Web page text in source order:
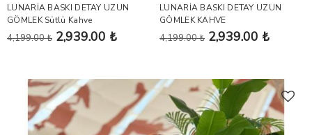
LUNARİA BASKI DETAY UZUN
GÖMLEK Sütlü Kahve
4,199.00 ₺ 2,939.00 ₺
LUNARİA BASKI DETAY UZUN
GÖMLEK KAHVE
4,199.00 ₺ 2,939.00 ₺